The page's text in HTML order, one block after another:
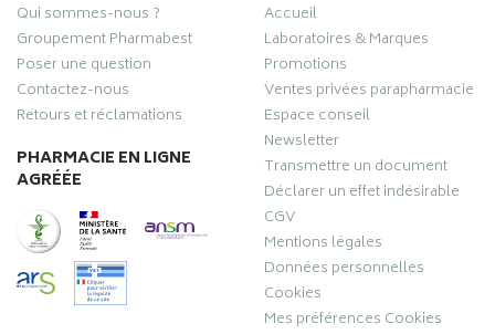
Qui sommes-nous ?
Groupement Pharmabest
Poser une question
Contactez-nous
Retours et réclamations
PHARMACIE EN LIGNE
AGRÉÉE
Accueil
Laboratoires & Marques
Promotions
Ventes privées parapharmacie
Espace conseil
Newsletter
Transmettre un document
Déclarer un effet indésirable
CGV
Mentions légales
Données personnelles
Cookies
Mes préférences Cookies